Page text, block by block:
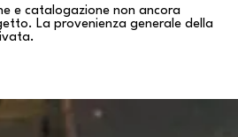
e catalogazione non ancora
La provenienza generale della
.